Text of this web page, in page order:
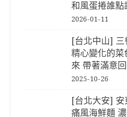
和風蛋捲誰點
2026-01-11
[台北中山] 三
精心變化的菜
來 帶著滿意
2025-10-26
[台北大安] 安
痛風海鮮麵